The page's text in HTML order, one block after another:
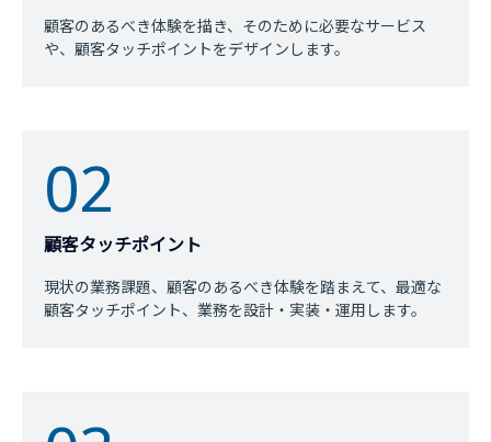
顧客のあるべき体験を描き、そのために必要なサービス
や、顧客タッチポイントをデザインします。
02
顧客タッチポイント
現状の業務課題、顧客のあるべき体験を踏まえて、最適な
顧客タッチポイント、業務を設計・実装・運用します。